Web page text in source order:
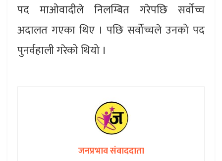
पद माओवादीले निलम्बित गरेपछि सर्वोच्च
अदालत गएका थिए । पछि सर्वोच्चले उनको पद
पुनर्वहाली गरेको थियो ।
जनप्रभाव संवाददाता